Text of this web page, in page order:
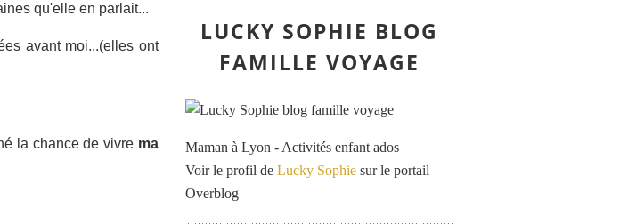
qu'elle en parlait...
avant moi...(elles ont
la chance de vivre ma
LUCKY SOPHIE BLOG
FAMILLE VOYAGE
Maman à Lyon - Activités enfant ados
Voir le profil de Lucky Sophie sur le portail
Overblog